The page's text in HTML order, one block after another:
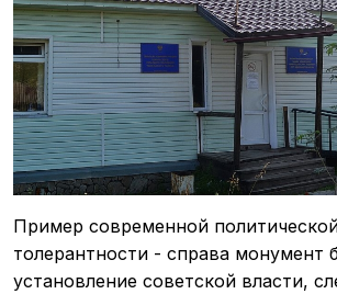
Пример современной
толерантности - справа монумент
установление советской власти,